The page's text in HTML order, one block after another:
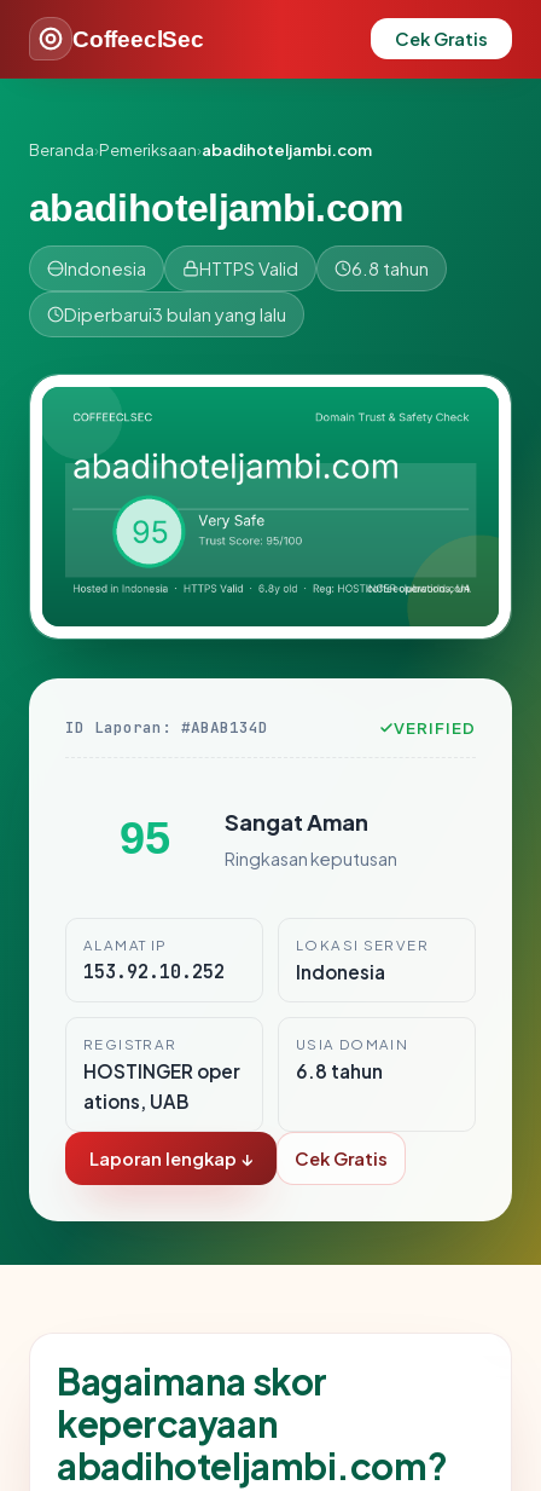
CoffeeclSec Cek Gratis
Beranda›Pemeriksaan›abadihoteljambi.com
abadihoteljambi.com
Indonesia HTTPS Valid 6.8 tahun
Diperbarui3 bulan yang lalu
ID Laporan: #ABAB134D VERIFIED
95 Sangat Aman
Ringkasan keputusan
ALAMAT IP
153.92.10.252
LOKASI SERVER
Indonesia
REGISTRAR
HOSTINGER oper
ations, UAB
USIA DOMAIN
6.8 tahun
Laporan lengkap ↓ Cek Gratis
Bagaimana skor
kepercayaan
abadihoteljambi.com?